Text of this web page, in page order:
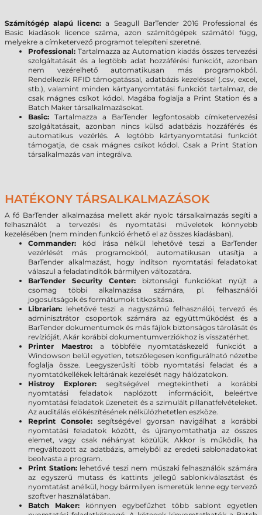
Számítógép alapú licenc:a Seagull BarTender 2016 Professional és
Basic kiadások licence száma, azon számítógépek számától függ,
melyekre a címketervező programot telepíteni szeretné.
Professional: Tartalmazza az Automation kiadás összes tervezési
szolgáltatását és a legtöbb adat hozzáférési funkciót, azonban
nem vezérelhető automatikusan más programokból.
Rendelkezik RFID támogatással, adatbázis kezeléssel (.csv, excel,
stb.), valamint minden kártyanyomtatási funkciót tartalmaz, de
csak mágnes csíkot kódol. Magába foglalja a Print Station és a
Batch Maker társalkalmazásokat.
Basic: Tartalmazza a BarTender legfontosabb címketervezési
szolgáltatásait, azonban nincs külső adatbázis hozzáférés és
automatikus vezérlés. A legtöbb kártyanyomtatási funkciót
támogatja, de csak mágnes csíkot kódol. Csak a Print Station
társalkalmazás van integrálva.
HATÉKONY TÁRSALKALMAZÁSOK
A fő BarTender alkalmazása mellett akár nyolc társalkalmazás segíti a
felhasználót a tervezési és nyomtatási műveletek könnyebb
kezelésében (nem minden funkció érhető el az összes kiadásban).
Commander: kód írása nélkül lehetővé teszi a BarTender
vezérlését más programokból, automatikusan utasítja a
BarTender alkalmazást, hogy indítson nyomtatási feladatokat
válaszul a feladatindítók bármilyen változatára.
BarTender Security Center: biztonsági funkciókat nyújt a
csomag többi alkalmazása számára, pl. felhasználói
jogosultságok és formátumok titkosítása.
Librarian: lehetővé teszi a nagyszámú felhasználói, tervező és
adminisztrátor csoportok számára az együttműködést és a
BarTender dokumentumok és más fájlok biztonságos tárolását és
revízióját. Akár korábbi dokumentumverziókhoz is visszatérhet.
Printer Maestro:a többféle nyomtatáskezelő funkciót a
Windowson belül egyetlen, tetszőlegesen konfigurálható nézetbe
foglalja össze. Leegyszerűsíti több nyomtatási feladat és a
nyomtatókellékek leltárának kezelését nagy hálózatokon.
Histroy Explorer:segítségével megtekintheti a korábbi
nyomtatási feladatok naplózott információit, beleértve
nyomtatási feladatok üzeneteit és a szimulált pillanatfelvételeket.
Az auditálás előkészítésének nélkülözhetetlen eszköze.
Reprint Console:segítségével gyorsan navigálhat a korábbi
nyomtatási feladatok között, és újranyomtathatja az összes
elemet, vagy csak néhányat közülük. Akkor is működik, ha
megváltozott az adatbázis, amelyből az eredeti sablonadatokat
beolvasta a program.
Print Station: lehetővé teszi nem műszaki felhasználók számára
az egyszerű mutass és kattints jellegű sablonkiválasztást és
nyomtatást anélkül, hogy bármilyen ismeretük lenne egy tervező
szoftver használatában.
Batch Maker: könnyen egybefűzhet több sablont egyetlen